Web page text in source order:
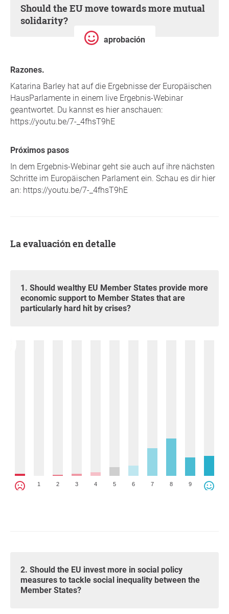
Should the EU move towards more mutual
solidarity?
aprobación
Razones.
Katarina Barley hat auf die Ergebnisse der Europäischen
HausParlamente in einem live Ergebnis-Webinar
geantwortet. Du kannst es hier anschauen:
https://youtu.be/7-_4fhsT9hE
Próximos pasos
In dem Ergebnis-Webinar geht sie auch auf ihre nächsten
Schritte im Europäischen Parlament ein. Schau es dir hier
an: https://youtu.be/7-_4fhsT9hE
La evaluación en detalle
1. Should wealthy EU Member States provide more
economic support to Member States that are
particularly hard hit by crises?
1 2 3 4 5 6 7 8 9
2. Should the EU invest more in social policy
measures to tackle social inequality between the
Member States?